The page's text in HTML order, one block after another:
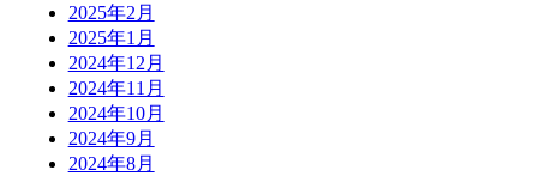
2025年2月
2025年1月
2024年12月
2024年11月
2024年10月
2024年9月
2024年8月